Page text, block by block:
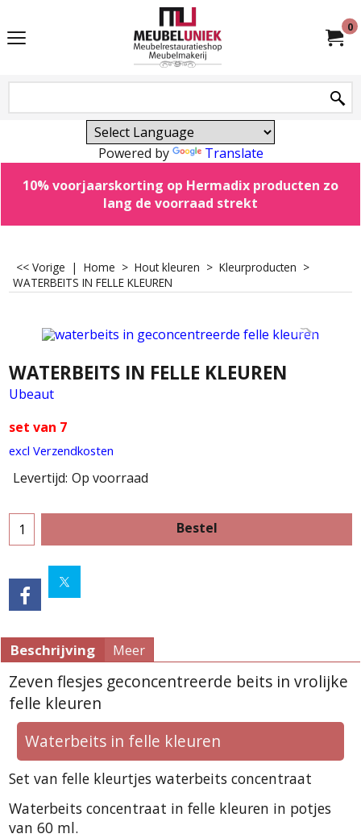
0
Powered by
Translate
10% voorjaarskorting op Hermadix producten zo
lang de voorraad strekt
<< Vorige | Home > Hout kleuren > Kleurproducten >
WATERBEITS IN FELLE KLEUREN
WATERBEITS IN FELLE KLEUREN
Ubeaut
set van 7
excl Verzendkosten
Levertijd: Op voorraad
Bestel
Beschrijving Meer
Zeven flesjes geconcentreerde beits in vrolijke
felle kleuren
Waterbeits in felle kleuren
Set van felle kleurtjes waterbeits concentraat
Waterbeits concentraat in felle kleuren in potjes
van 60 ml.